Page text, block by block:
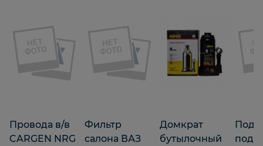
Провода в/в
CARGEN NRG
Фильтр
салона ВАЗ
Домкрат
бутылочный